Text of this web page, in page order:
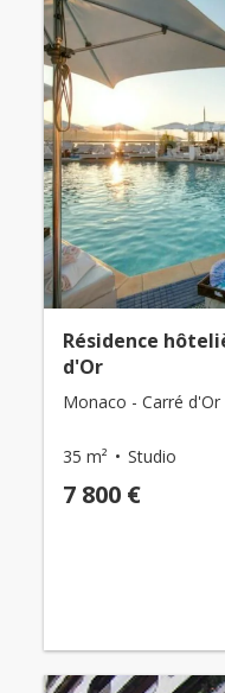
Résidence
d'Or
Monaco - Carré d'Or
35 m² Studio
7 800 €